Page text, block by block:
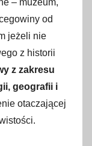
– muzeum,
od
jeżeli nie
z historii
z zakresu
geografii i
otaczającej